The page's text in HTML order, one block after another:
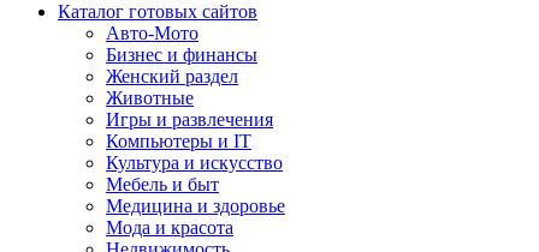
Каталог готовых сайтов
Авто-Мото
Бизнес и финансы
Женский раздел
Животные
Игры и развлечения
Компьютеры и IT
Культура и искусство
Мебель и быт
Медицина и здоровье
Мода и красота